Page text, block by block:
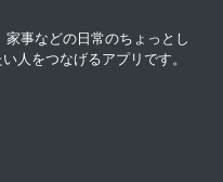
事などの日常のちょっとし
人をつなげるアプリです。